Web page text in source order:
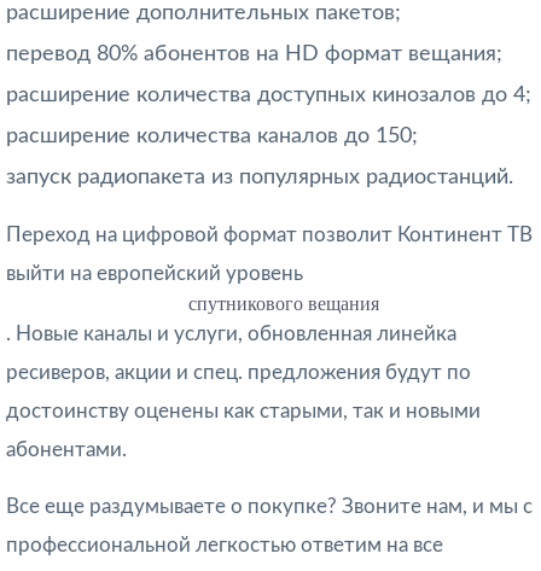
расширение дополнительных пакетов;
перевод 80% абонентов на HD формат вещания;
расширение количества доступных кинозалов до 4;
расширение количества каналов до 150;
запуск радиопакета из популярных радиостанций.
Переход на цифровой формат позволит Континент ТВ
выйти на европейский уровень
спутникового вещания
. Новые каналы и услуги, обновленная линейка
ресиверов, акции и спец. предложения будут по
достоинству оценены как старыми, так и новыми
абонентами.
Все еще раздумываете о покупке? Звоните нам, и мы с
профессиональной легкостью ответим на все